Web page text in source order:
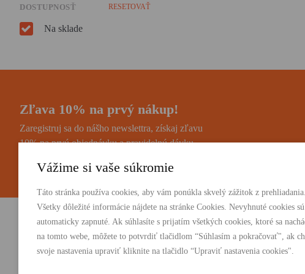
DOSTUPNOSŤ RESETOVAŤ
Na sklade
Zľava 10% na prvý nákup!
Zaregistruj sa do nášho newslettra, získaj zľavu
10% na prvú objednávku a pravidelnú dávku
Vydavateľstvo Absynt s.r.o.
Suvorovova 2683/30C, 010 01 Žilina
PRODUKTY:
Knihy
Vážime si vaše súkromie
Táto stránka používa cookies, aby vám ponúkla skvelý zážitok z prehliadania.
Všetky dôležité informácie nájdete na stránke Cookies. Nevyhnuté cookies sú
automaticky zapnuté. Ak súhlasíte s prijatím všetkých cookies, ktoré sa
na tomto webe, môžete to potvrdiť tlačidlom “Súhlasím a pokračovať", ak
svoje nastavenia upraviť kliknite na tlačidlo “Upraviť nastavenia cookies".